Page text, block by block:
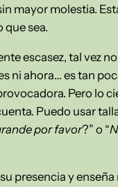
mayor molestia.
que sea.
escasez, tal vez
ni ahora… es tan
Pero lo
Puedo usar
por favor?” o “
presencia y